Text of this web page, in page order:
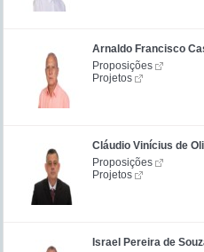
Arnaldo Francisco
Proposições
Projetos
Cláudio Vinícius de
Proposições
Projetos
Israel Pereira de